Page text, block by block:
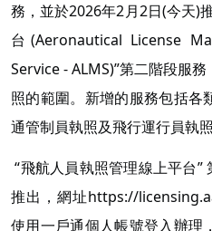
務，並於2026年2月2日(今天)
台(Aeronautical License
Service - ALMS)”第二階段服
照的範圍。新增的服務包括各
通管制員執照及飛行運行員執照
“飛航人員執照管理線上平台”
推出，網址https://
使用一戶通個人帳號登入辦理